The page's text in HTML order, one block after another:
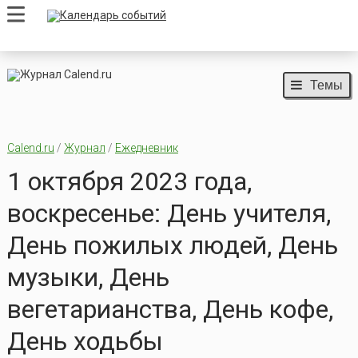
Темы
Calend.ru / Журнал / Ежедневник
1 октября 2023 года,
воскресенье: День учителя,
День пожилых людей, День
музыки, День
вегетарианства, День кофе,
День ходьбы